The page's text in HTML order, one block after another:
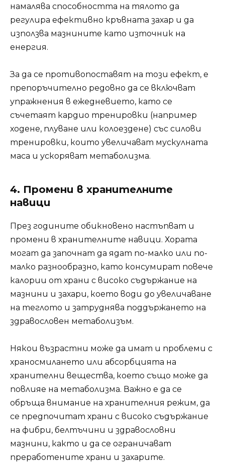
намалява способността на тялото да
регулира ефективно кръвната захар и да
използва мазнините като източник на
енергия.
За да се противопоставят на този ефект, е
препоръчително редовно да се включват
упражнения в ежедневието, като се
съчетаят кардио тренировки (например
ходене, плуване или колоездене) със силови
тренировки, които увеличават мускулната
маса и ускоряват метаболизма.
4. Промени в хранителните
навици
През годините обикновено настъпват и
промени в хранителните навици. Хората
могат да започнат да ядат по-малко или по-
малко разнообразно, като консумират повече
калории от храни с високо съдържание на
мазнини и захари, което води до увеличаване
на теглото и затруднява поддържането на
здравословен метаболизъм.
Някои възрастни може да имат и проблеми с
храносмилането или абсорбцията на
хранителни вещества, което също може да
повлияе на метаболизма. Важно е да се
обръща внимание на хранителния режим, да
се предпочитат храни с високо съдържание
на фибри, белтъчини и здравословни
мазнини, както и да се ограничават
преработените храни и захарите.